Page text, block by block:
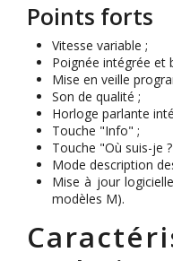
Points forts
Vitesse variable ;
Poignée intégrée et
Mise en veille
Son de qualité ;
Horloge parlante
Touche "Info" ;
Touche "Où suis-je
Mode description
Mise à jour
modèles M).